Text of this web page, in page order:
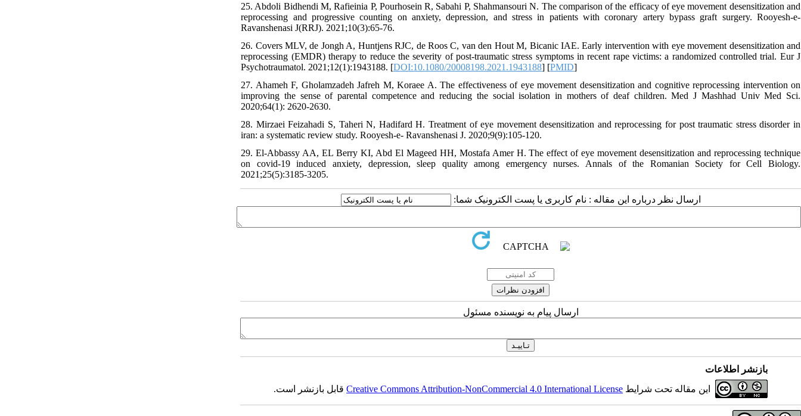
25. Abdoli Bidhendi M, Rafieinia P, Pourhosein R, Sabahi P, Shahmansouri N. The comparison of the efficacy of eye movement desensitization and
reprocessing and progressive counting on anxiety, depression, and stress in patients with coronary artery bypass graft surgery. Rooyesh-e-
Ravanshenasi J(RRJ). 2021;10(3):65-76.
26. Covers MLV, de Jongh A, Huntjens RJC, de Roos C, van den Hout M, Bicanic IAE. Early intervention with eye movement desensitization and
reprocessing (EMDR) therapy to reduce the severity of post-traumatic stress symptoms in recent rape victims: a randomized controlled trial. Eur J
Psychotraumatol. 2021;12(1):1943188. [DOI:10.1080/20008198.2021.1943188] [PMID]
27. Ahameh F, Gholamzadeh Jafreh M, Koraee A. The effectiveness of eye movement desensitization and cognitive reprocessing intervention on
improving the sense of parental competence and reducing the social isolation in mothers of deaf children. Med J Mashhad Univ Med Sci.
2020;64(1): 2620-2630.
28. Mirzaei Feizahadi S, Taheri N, Hadifard H. Treatment of eye movement desensitization and reprocessing for post traumatic stress disorder in
iran: a systematic review study. Rooyesh-e- Ravanshenasi J. 2020;9(9):105-120.
29. El-Abbassy AA, EL Berry KI, Abd El Mageed HH, Mostafa Amer H. The effect of eye movement desensitization and reprocessing technique
on covid-19 induced anxiety, depression, sleep quality among emergency nurses. Annals of the Romanian Society for Cell Biology.
2021;25(5):3185-3205.
ارسال نظر درباره این مقاله : نام کاربری یا پست الکترونیک شما:
ارسال پیام به نویسنده مسئول
بازنشر اطلاعات
این مقاله تحت شرایط Creative Commons Attribution-NonCommercial 4.0 International Licenseقابل بازنشر است.